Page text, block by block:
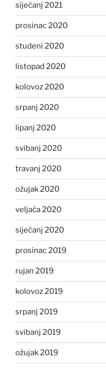
siječanj 2021
prosinac 2020
studeni 2020
listopad 2020
kolovoz 2020
srpanj 2020
lipanj 2020
svibanj 2020
travanj 2020
ožujak 2020
veljača 2020
siječanj 2020
prosinac 2019
rujan 2019
kolovoz 2019
srpanj 2019
svibanj 2019
ožujak 2019